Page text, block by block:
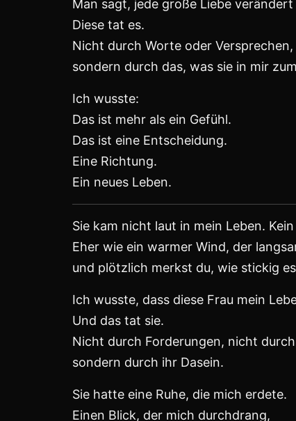
und dass man sie nicht einfachhat,
sondern immer wieder neu
Vielleicht war sie nicht die letzte
die mich zum ersten Mal wirklich
was Liebe eigentlich ist.
Und dann kam sie –
unsere Tochter.
Ich weiß noch, wie ich sie zum ersten
So klein, so zerbrechlich –
und doch das Größte, was ich je
In diesem Moment veränderte sich
Das Leben bekam ein anderes
Plötzlich war ich Vater –
und spürte eine Verantwortung,
die sich nicht mit Worten beschreiben
eine andere Liebe, als ich sie je
Reiner, stiller, größer.